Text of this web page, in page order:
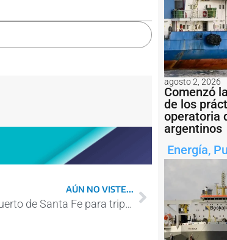
AÚN NO VISTE...
¿Cómo es el plan del puerto de Santa Fe para triplicar el volumen de sus embarques?
agosto 2, 2026
Comenzó
de los
operatoria
argentinos
Energía,